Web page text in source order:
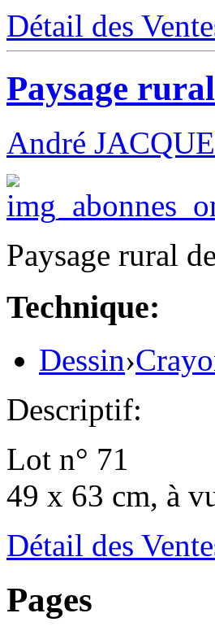
Détail des
Paysage
André
Paysage rural
Technique:
Dessin›
Descriptif:
Lot n° 71
49 x 63 cm, à
Détail des
Pages